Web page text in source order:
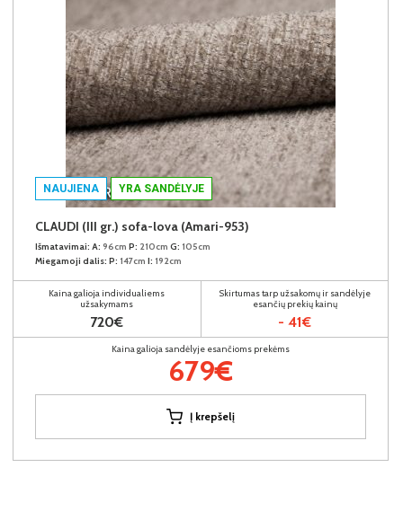
NAUJIENA YRA SANDĖLYJE
CLAUDI (III gr.) sofa-lova (Amari-953)
Išmatavimai: A: 96cm P: 210cm G: 105cm
Miegamoji dalis: P: 147cm I: 192cm
Kaina galioja individualiems
užsakymams
720€
Skirtumas tarp užsakomų ir sandėlyje
esančių prekių kainų
- 41€
Kaina galioja sandėlyje esančioms prekėms
679€
Į krepšelį